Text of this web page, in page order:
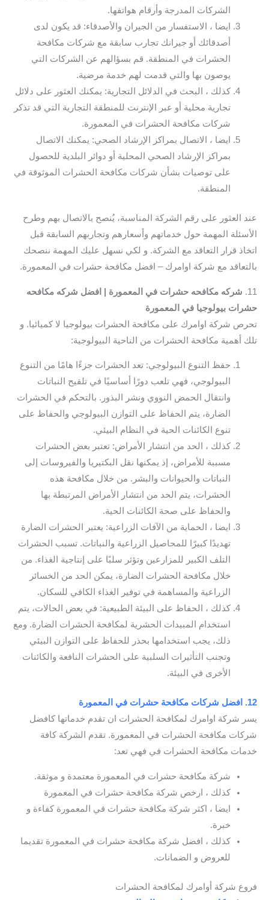
الشركات المدرجة وأرقام هواتفها.
ايضا ، الاستفسار من الجيران والأصدقاء: قد يكون لدى
أصدقائك أو جيرانك تجارب سابقة مع شركات مكافحة
الحشرات في المنطقة. قم بسؤالهم عن الشركات التي
يوصون بها والتي قدمت لهم خدمة مرضية.
كذلك ، البحث في الدلائل التجارية: يمكنك العثور على دلائل
تجارية محلية أو عبر الإنترنت للمنطقة التجارية التي قد تذكر
شركات مكافحة الحشرات في المعمورة.
ايضا ، الاتصال بمراكز الإرشاد الصحي: يمكنك الاتصال
بمراكز الإرشاد الصحي المحلية أو دوائر البلدية للحصول
على توصيات بشأن شركات مكافحة الحشرات الموثوقة في
المنطقة.
عند العثور على رقم الشركة المناسبة، يُنصح بالاتصال بهم وطرح
الأسئلة المهمة حول خدماتهم وأسعارهم وتجاربهم السابقة قبل
اتخاذ قرار التعاقد مع الشركة. و لكي نسهل عليك المهمة ننصحك
بالتعاقد مع شركة اوامرك – افضل مكافحة حشرات في المعمورة.
11.
شركه مكافحه حشرات في المعمورة | افضل شركه مكافحه
حشرات بيولوجيا في المعمورة
تحرص شركة اوامرك على مكافحة الحشرات بيولوجيا لا كميائيا. و
تلك أهمية مكافحة الحشرات من الناحية البيولوجية:
حفظ التنوع البيولوجي: تعد الحشرات جزءًا هامًا من التنوع
البيولوجي، فهي تلعب دورًا أساسيًا في تلقيح النباتات
وانتقال الحمض النووي ونشر البذور. بالتحكم في الحشرات
الضارة، يتم الحفاظ على التوازن البيولوجي والحفاظ على
تنوع الكائنات الحية في النظام البيئي.
كذلك ، الحد من انتشار الأمراض: تعتبر بعض الحشرات
مسببة للأمراض، إذ يمكنها نقل البكتيريا والفيروسات إلى
النباتات والحيوانات والبشر. من خلال مكافحة هذه
الحشرات، يتم الحد من انتشار الأمراض المرتبطة بها
والحفاظ على صحة الكائنات الحية.
ايضا ، الحماية من الآفات الزراعية: يعتبر الحشرات الضارة
تهديدًا كبيرًا للمحاصيل الزراعية والنباتات. تسبب الحشرات
التلف الكبير للمزارعين وتؤثر سلبًا على إنتاجية الغذاء. من
خلال مكافحة الحشرات الضارة، يمكن الحد من الخسائر
الزراعية والمساهمة في توفير الغذاء الكافي للسكان.
كذلك ، الحفاظ على البيئة الطبيعية: في بعض الحالات، يتم
استخدام المبيدات الحشرية لمكافحة الحشرات الضارة. ومع
ذلك، يجب استخدامها بحذر للحفاظ على التوازن البيئي
وتجنب التأثيرات السلبية على الحشرات النافعة والكائنات
الأخرى في البيئة.
12. افضل شركات مكافحة حشرات في المعمورة
يسر شركة اوامرك لمكافحة الحشرات ان تقدم خدماتها كافضل
شركات مكافحة الحشرات في المعمورة. تقدم الشركة كافة
خدمات مكافحة الحشرات في فهي تعد:
شركة مكافحة حشرات في المعمورة معتمدة و موثقة.
كذلك ، ارخص شركة مكافحة حشرات في المعمورة
ايضا ، اكثر شركة مكافحة حشرات في المعمورة كفاءة و
خبرة.
كذلك ، افضل شركة مكافحة حشرات في المعمورة تقديما
للعروض و الضمانات.
فروع شركة أوامرك لمكافحة الحشرات